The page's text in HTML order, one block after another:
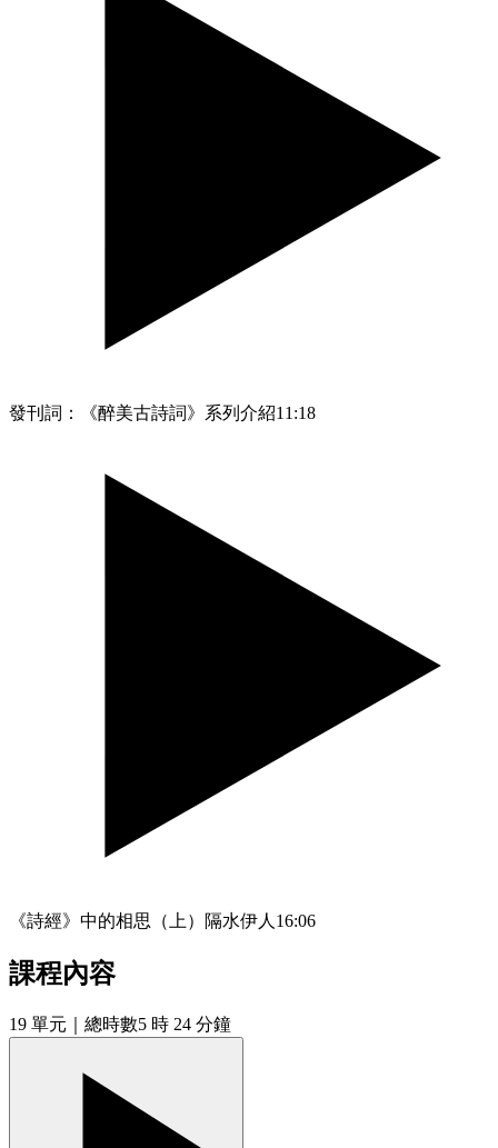
發刊詞：《醉美古詩詞》系列介紹11:18
《詩經》中的相思（上）隔水伊人 16:06
課程內容
19 單元 ｜總時數5 時 24 分鐘